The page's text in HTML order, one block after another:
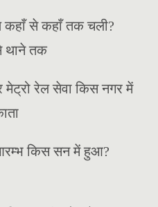
कहाँ से कहाँ तक चली?
थाने तक
मेट्रो रेल सेवा किस नगर में
किस सन में हुआ?